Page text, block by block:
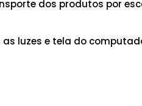
dos produtos por
luzes e tela do